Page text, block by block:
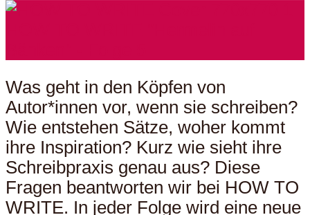
Was geht in den Köpfen von
Autor*innen vor, wenn sie schreiben?
Wie entstehen Sätze, woher kommt
ihre Inspiration? Kurz wie sieht ihre
Schreibpraxis genau aus? Diese
Fragen beantworten wir bei HOW TO
WRITE. In jeder Folge wird eine neue